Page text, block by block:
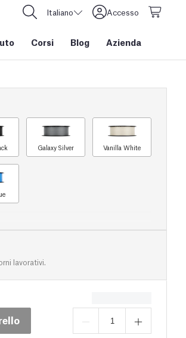
Italiano Accesso
Corsi Blog Azienda
Galaxy Silver Vanilla White
lavorativi.